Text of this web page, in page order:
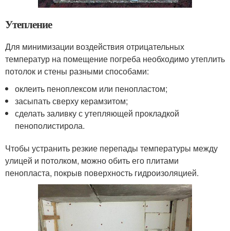
Утепление
Для минимизации воздействия отрицательных
температур на помещение погреба необходимо утеплить
потолок и стены разными способами:
оклеить пеноплексом или пенопластом;
засыпать сверху керамзитом;
сделать заливку с утепляющей прокладкой
пенополистирола.
Чтобы устранить резкие перепады температуры между
улицей и потолком, можно обить его плитами
пенопласта, покрыв поверхность гидроизоляцией.